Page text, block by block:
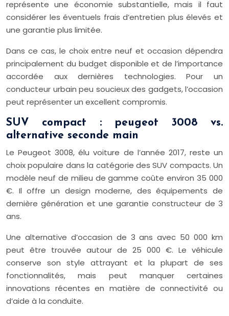
représente une économie substantielle, mais il faut
considérer les éventuels frais d’entretien plus élevés et
une garantie plus limitée.
Dans ce cas, le choix entre neuf et occasion dépendra
principalement du budget disponible et de l’importance
accordée aux dernières technologies. Pour un
conducteur urbain peu soucieux des gadgets, l’occasion
peut représenter un excellent compromis.
SUV compact : peugeot 3008 vs.
alternative seconde main
Le Peugeot 3008, élu voiture de l’année 2017, reste un
choix populaire dans la catégorie des SUV compacts. Un
modèle neuf de milieu de gamme coûte environ 35 000
€. Il offre un design moderne, des équipements de
dernière génération et une garantie constructeur de 3
ans.
Une alternative d’occasion de 3 ans avec 50 000 km
peut être trouvée autour de 25 000 €. Le véhicule
conserve son style attrayant et la plupart de ses
fonctionnalités, mais peut manquer certaines
innovations récentes en matière de connectivité ou
d’aide à la conduite.